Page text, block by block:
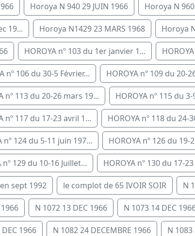
Horoya N 940 29 JUIN 1966 Horoya N 960
19... Horoya N1429 23 MARS 1968 Horoya
HOROYA nº 103 du 1er janvier 1...
nº 106 du 30-5 Février... HOROYA nº 109 du 20-
nº 113 du 20-26 mars 19... HOROYA nº 115 du
nº 117 du 17-23 avril 1... HOROYA nº 118 du 24-
nº 124 du 5-11 juin 197... HOROYA nº 126 du 19-
nº 129 du 10-16 Juillet... HOROYA nº 130 du 17-
sept 1992 le complot de 65 IVOIR SOIR N
N 1072 13 DEC 1966 N 1073 14 DEC
1966 N 1082 24 DECEMBRE 1966 N 1083